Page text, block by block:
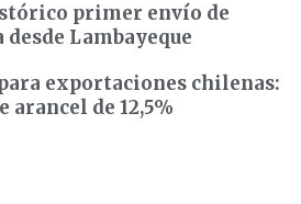
primer envío de
desde Lambayeque
exportaciones chilenas:
arancel de 12,5%